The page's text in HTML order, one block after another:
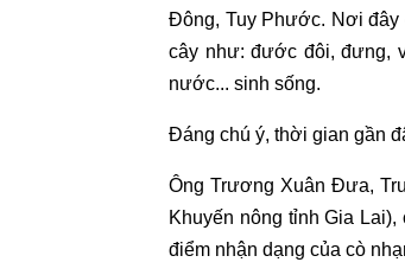
Đông, Tuy Phước. Nơi đây
cây như: đước đôi, đưng,
nước... sinh sống.
Đáng chú ý, thời gian gần
Ông Trương Xuân Đưa,
Khuyến nông tỉnh Gia
điểm nhận dạng của cò